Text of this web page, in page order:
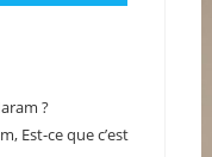
?
Est-ce que c’est